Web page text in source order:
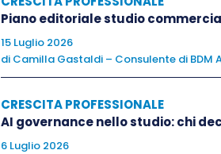
Più le dimensioni delle aziende a cui
non curi a sufficienza LinkedIn.
generazionale, i figli
internazionali con cui espandere il
Se i tuoi clienti sono multinazionali,
più l’azienda è grande, complessa e
Piano editoriale studio
15 Luglio 2026
di Camilla Gastaldi – Consulente di BDM
CRESCITA PROFESSIONALE
AI governance nello studio: chi
6 Luglio 2026